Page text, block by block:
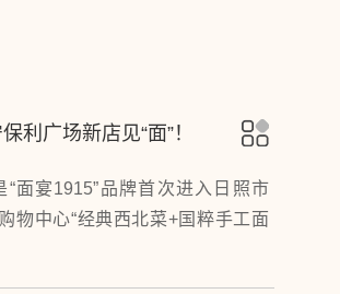
利广场新店见“面”！
面宴1915”品牌首次进入日照市
物中心“经典西北菜+国粹手工面